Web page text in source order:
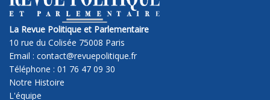
La Revue Politique et Parlementaire
10 rue du Colisée 75008 Paris
Email : contact@revuepolitique.fr
Téléphone : 01 76 47 09 30
Notre Histoire
L'équipe